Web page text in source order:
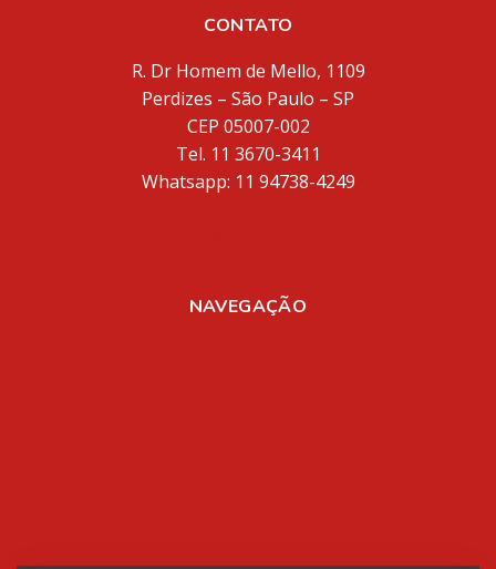
CONTATO
R. Dr Homem de Mello, 1109
Perdizes – São Paulo – SP
CEP 05007-002
Tel. 11 3670-3411
Whatsapp: 11 94738-4249
NAVEGAÇÃO